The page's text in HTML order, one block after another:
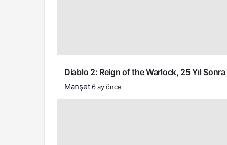
Diablo 2: Reign of the Warlock, 25 Yıl
Manşet 6 ay önce